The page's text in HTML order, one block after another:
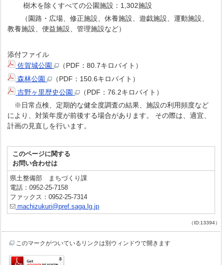
樹木を除くすべての公園施設：1,302施設
（園路・広場、修正施設、休養施設、遊戯施設、運動施設、
教養施設、便益施設、管理施設など）
添付ファイル
佐賀城公園
（PDF：80.7キロバイト）
森林公園
（PDF：150.6キロバイト）
吉野ヶ里歴史公園
（PDF：76.2キロバイト）
※日常点検、定期的な健全度調査の結果、施設の利用頻度など
により、対策年度が前後する場合があります。 その際は、適宜、
計画の見直しを行います。
このページに関する
お問い合わせは
県土整備部 まちづくり課
電話：0952-25-7158
ファックス：0952-25-7314
machizukuri@pref.saga.lg.jp
（ID:13394）
このマークがついているリンクは別ウィンドウで開きます